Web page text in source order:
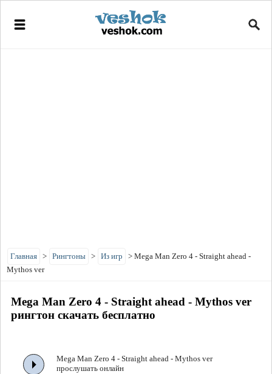
Главная > Рингтоны > Из игр > Mega Man Zero 4 - Straight ahead -
Mythos ver
Mega Man Zero 4 - Straight ahead - Mythos ver
рингтон скачать бесплатно
Mega Man Zero 4 - Straight ahead - Mythos ver
прослушать онлайн